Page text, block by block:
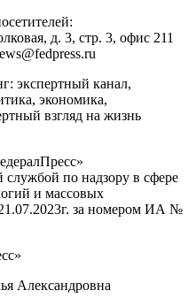
д. 3, стр. 3, офис 211
экспертный канал,
экономика,
взгляд на жизнь
службой по надзору в сфере
и массовых
за номером ИА №
Александровна